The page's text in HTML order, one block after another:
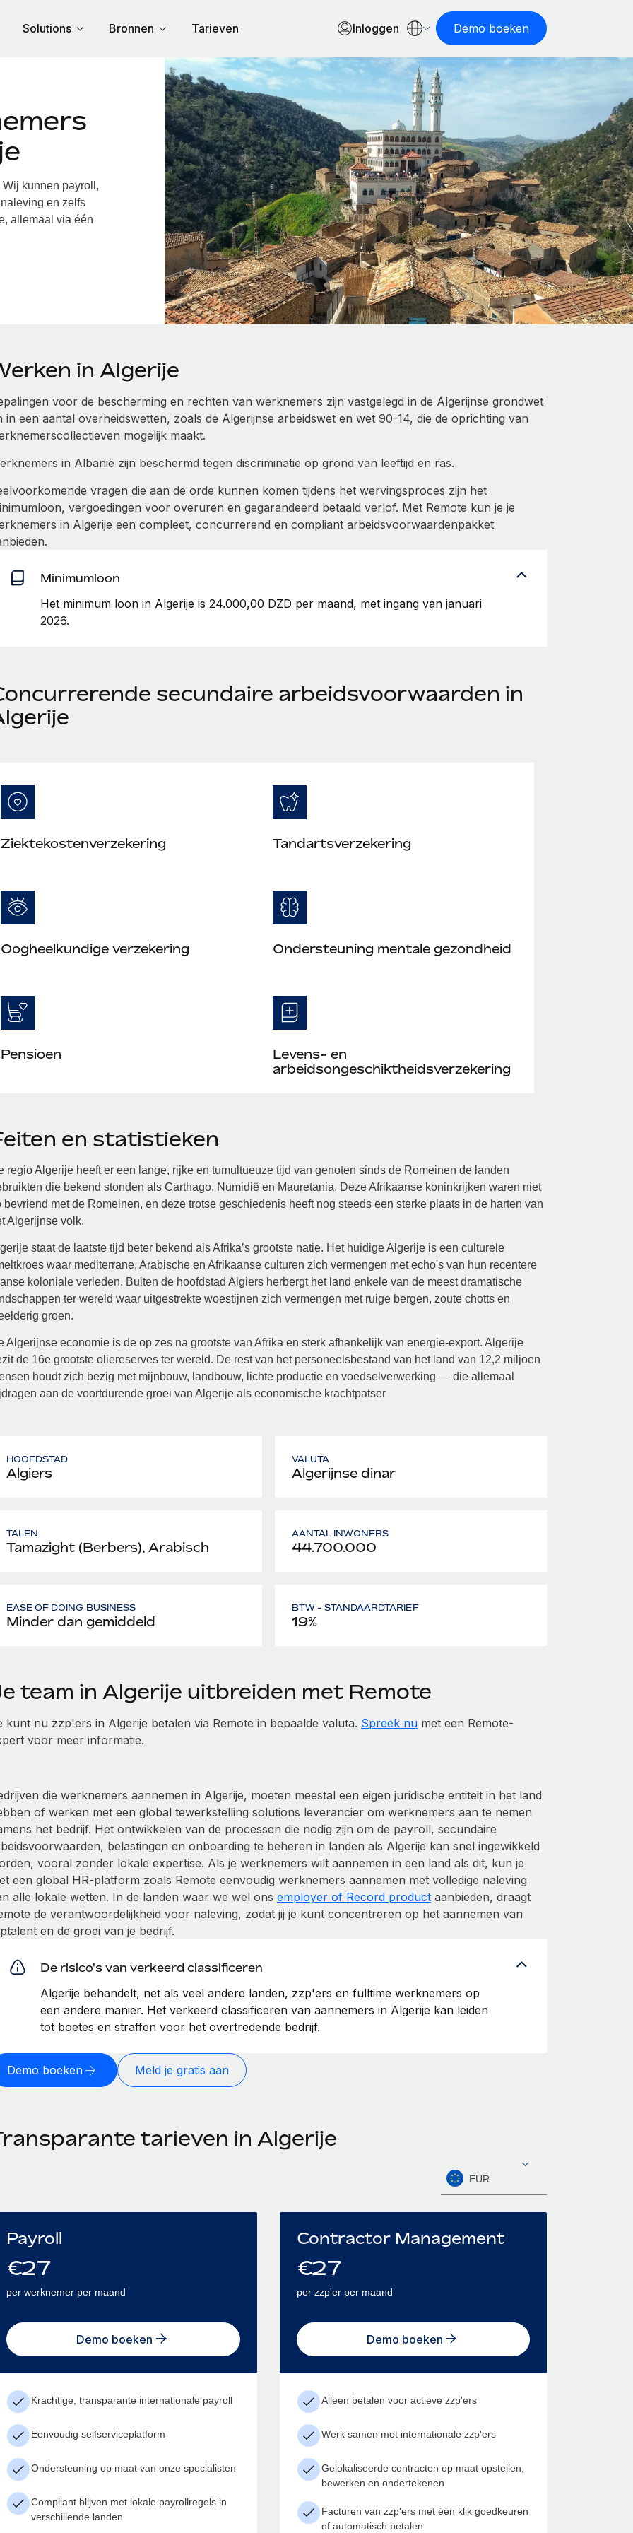
Solutions Bronnen Tarieven Inloggen Demo boeken
kunnen payroll,
en zelfs
allemaal via één
in Algerije
voor de bescherming en rechten van werknemers zijn vastgelegd in de Algerijnse grondwet
in een aantal overheidswetten, zoals de Algerijnse arbeidswet en wet 90-14, die de oprichting van
mogelijk maakt.
in Albanië zijn beschermd tegen discriminatie op grond van leeftijd en ras.
vragen die aan de orde kunnen komen tijdens het wervingsproces zijn het
vergoedingen voor overuren en gegarandeerd betaald verlof. Met Remote kun je je
in Algerije een compleet, concurrerend en compliant arbeidsvoorwaardenpakket
Minimumloon
Het minimum loon in Algerije is 24.000,00 DZD per maand, met ingang van januari
2026.
secundaire arbeidsvoorwaarden in
Ziektekostenverzekering Tandartsverzekering
Oogheelkundige verzekering Ondersteuning mentale gezondheid
Pensioen
Levens- en
arbeidsongeschiktheidsverzekering
en statistieken
regio Algerije heeft er een lange, rijke en tumultueuze tijd van genoten sinds de Romeinen de landen
die bekend stonden als Carthago, Numidië en Mauretania. Deze Afrikaanse koninkrijken waren niet
bevriend met de Romeinen, en deze trotse geschiedenis heeft nog steeds een sterke plaats in de harten van
Algerijnse volk.
staat de laatste tijd beter bekend als Afrika’s grootste natie. Het huidige Algerije is een culturele
waar mediterrane, Arabische en Afrikaanse culturen zich vermengen met echo's van hun recentere
koloniale verleden. Buiten de hoofdstad Algiers herbergt het land enkele van de meest dramatische
ter wereld waar uitgestrekte woestijnen zich vermengen met ruige bergen, zoute chotts en
groen.
Algerijnse economie is de op zes na grootste van Afrika en sterk afhankelijk van energie-export. Algerije
de 16e grootste oliereserves ter wereld. De rest van het personeelsbestand van het land van 12,2 miljoen
houdt zich bezig met mijnbouw, landbouw, lichte productie en voedselverwerking — die allemaal
aan de voortdurende groei van Algerije als economische krachtpatser
HOOFDSTAD
Algiers
VALUTA
Algerijnse dinar
TALEN
Tamazight (Berbers), Arabisch
AANTAL INWONERS
44.700.000
EASE OF DOING BUSINESS
Minder dan gemiddeld
BTW - STANDAARDTARIEF
19%
team in Algerije uitbreiden met Remote
kunt nu zzp'ers in Algerije betalen via Remote in bepaalde valuta. Spreek numet een Remote-
voor meer informatie.
die werknemers aannemen in Algerije, moeten meestal een eigen juridische entiteit in het land
of werken met een global tewerkstelling solutions leverancier om werknemers aan te nemen
het bedrijf. Het ontwikkelen van de processen die nodig zijn om de payroll, secundaire
belastingen en onboarding te beheren in landen als Algerije kan snel ingewikkeld
vooral zonder lokale expertise. Als je werknemers wilt aannemen in een land als dit, kun je
een global HR-platform zoals Remote eenvoudig werknemers aannemen met volledige naleving
alle lokale wetten. In de landen waar we wel ons employer of Record productaanbieden, draagt
de verantwoordelijkheid voor naleving, zodat jij je kunt concentreren op het aannemen van
en de groei van je bedrijf.
De risico's van verkeerd classificeren
Algerije behandelt, net als veel andere landen, zzp'ers en fulltime werknemers op
een andere manier. Het verkeerd classificeren van aannemers in Algerije kan leiden
tot boetes en straffen voor het overtredende bedrijf.
Demo boeken Meld je gratis aan
tarieven in Algerije
EUR
Payroll
€27
per werknemer per maand
Demo boeken
Krachtige, transparante internationale payroll
Eenvoudig selfserviceplatform
Ondersteuning op maat van onze specialisten
Compliant blijven met lokale payrollregels in
verschillende landen
Contractor Management
€27
per zzp'er per maand
Demo boeken
Alleen betalen voor actieve zzp'ers
Werk samen met internationale zzp'ers
Gelokaliseerde contracten op maat opstellen,
bewerken en ondertekenen
Facturen van zzp'ers met één klik goedkeuren
of automatisch betalen